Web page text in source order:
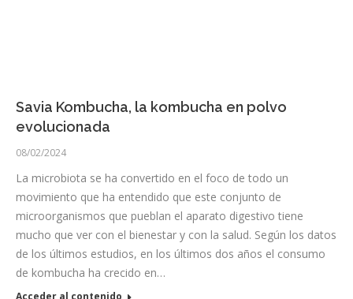
Savia Kombucha, la kombucha en polvo
evolucionada
08/02/2024
La microbiota se ha convertido en el foco de todo un
movimiento que ha entendido que este conjunto de
microorganismos que pueblan el aparato digestivo tiene
mucho que ver con el bienestar y con la salud. Según los datos
de los últimos estudios, en los últimos dos años el consumo
de kombucha ha crecido en…